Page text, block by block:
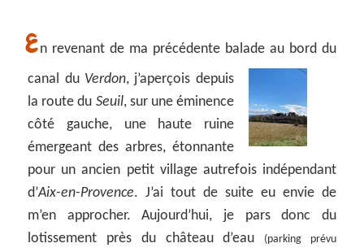
En revenant de ma précédente balade au bord du
canal du Verdon, j’aperçois depuis
la route du Seuil, sur une éminence
côté gauche, une haute ruine
émergeant des arbres, étonnante
pour un ancien petit village autrefois indépendant
d’Aix-en-Provence. J’ai tout de suite eu envie de
m’en approcher. Aujourd’hui, je pars donc du
lotissement près du château d’eau
(parking prévu